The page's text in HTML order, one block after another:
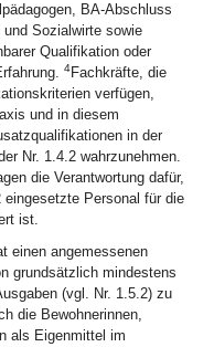
BA-Abschluss
Sozialwirte sowie
Qualifikation oder
4Fachkräfte, die
verfügen,
und in diesem
in der
Nr. 1.4.2 wahrzunehmen.
die Verantwortung dafür,
Personal für die
ist.
einen angemessenen
grundsätzlich mindestens
(vgl. Nr. 1.5.2) zu
die Bewohnerinnen,
als Eigenmittel im